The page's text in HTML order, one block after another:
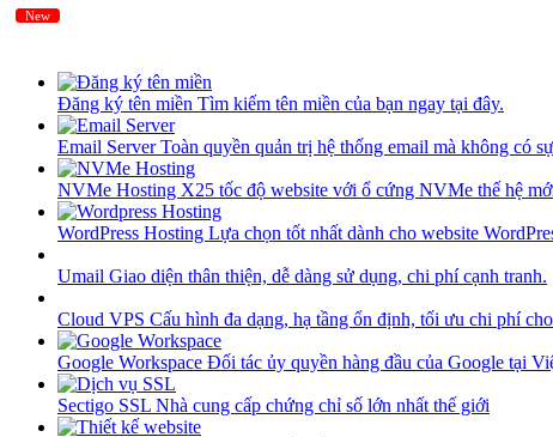
Đăng ký tên miền Tìm kiếm tên miền của bạn ngay tại đây.
Email ServerToàn quyền quản trị hệ thống email mà không có
NVMe Hosting X25 tốc độ website với ổ cứng NVMe thế hệ
WordPress Hosting Lựa chọn tốt nhất dành cho website
Umail Giao diện thân thiện, dễ dàng sử dụng, chi phí cạnh tranh.
Cloud VPS Cấu hình đa dạng, hạ tầng ổn định, tối ưu chi phí
Google Workspace Đối tác ủy quyền hàng đầu của Google tại
Sectigo SSL Nhà cung cấp chứng chỉ số lớn nhất thế giới
New
New